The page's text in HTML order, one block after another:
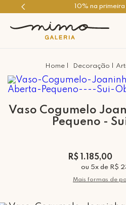
10% na primeira compra*
Decoração
Vaso Cogumelo
Pequeno -
R$ 1.185,00
ou 5x de R$
Mais formas de